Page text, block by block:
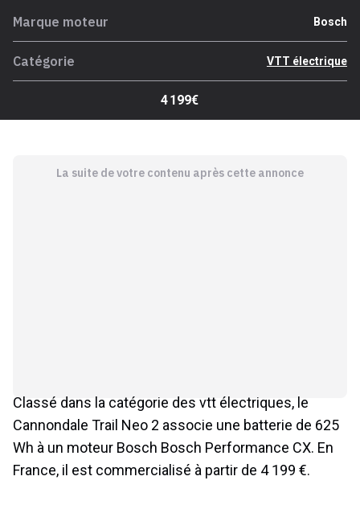
Marque moteur Bosch
Catégorie VTT électrique
4 199€
La suite de votre contenu après cette annonce
Classé dans la catégorie des vtt électriques, le
Cannondale Trail Neo 2 associe une batterie de 625
Wh à un moteur Bosch Bosch Performance CX. En
France, il est commercialisé à partir de 4 199 €.